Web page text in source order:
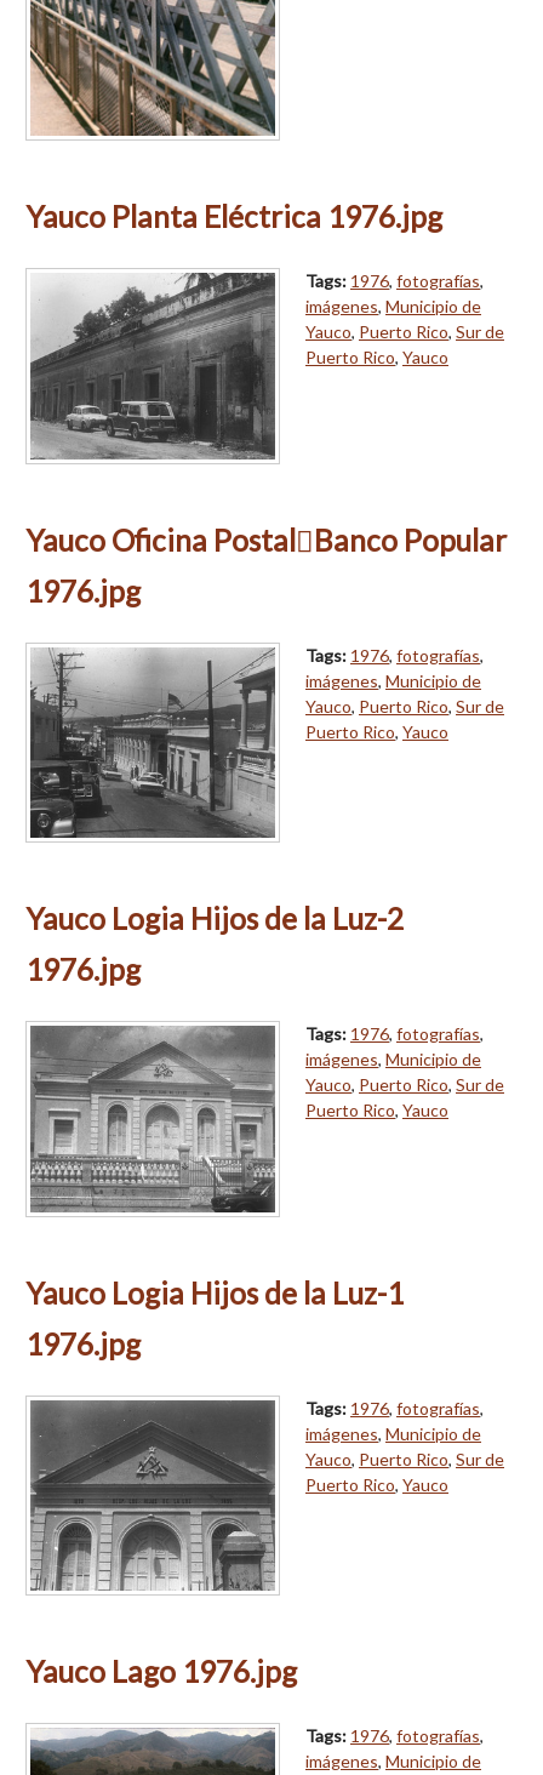
Yauco Planta Eléctrica 1976.jpg
Tags: 1976, fotografías,
imágenes, Municipio de
Yauco, Puerto Rico, Sur de
Puerto Rico, Yauco
Yauco Oficina PostalBanco Popular
1976.jpg
Tags: 1976, fotografías,
imágenes, Municipio de
Yauco, Puerto Rico, Sur de
Puerto Rico, Yauco
Yauco Logia Hijos de la Luz-2
1976.jpg
Tags: 1976, fotografías,
imágenes, Municipio de
Yauco, Puerto Rico, Sur de
Puerto Rico, Yauco
Yauco Logia Hijos de la Luz-1
1976.jpg
Tags: 1976, fotografías,
imágenes, Municipio de
Yauco, Puerto Rico, Sur de
Puerto Rico, Yauco
Yauco Lago 1976.jpg
Tags: 1976, fotografías,
imágenes, Municipio de